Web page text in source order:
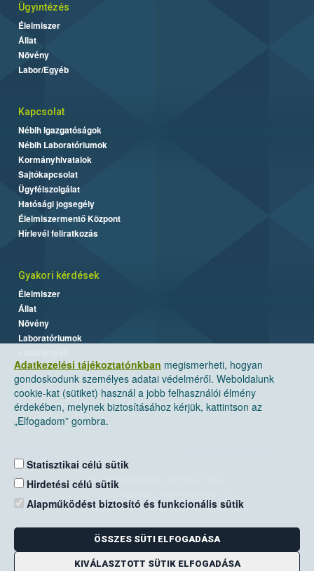
Adatkezelési tájékoztatónkban megismerheti, hogyan
gondoskodunk személyes adatai védelméről. Weboldalunk
cookie-kat (sütiket) használ a jobb felhasználói élmény
érdekében, melynek biztosításához kérjük, kattintson az
„Elfogadom” gombra.
Statisztikai célú sütik
Hirdetési célú sütik
Alapműködést biztosító és funkcionális sütik
ÖSSZES SÜTI ELFOGADÁSA
KIVÁLASZTOTT SÜTIK ELFOGADÁSA
Ügyintézés
Élelmiszer
Állat
Növény
Labor/Egyéb
Kapcsolat
Nébih Igazgatóságok
Nébih Laboratóriumok
Kormányhivatalok
Sajtókapcsolat
Ügyfélszolgálat
Hatósági jogsegély
Élelmiszermentő Központ
Hírlevél feliratkozás
Gyakori kérdések
Élelmiszer
Állat
Növény
Laboratóriumok
Nemzeti Élelmiszerlánc-biztonsági Hivatal
Levelezési cím: 1525 Budapest. Pf. 30.
E-mail:ugyfelszolgalat@nebih.gov.hu
Zöld szám: 06-80/263-244